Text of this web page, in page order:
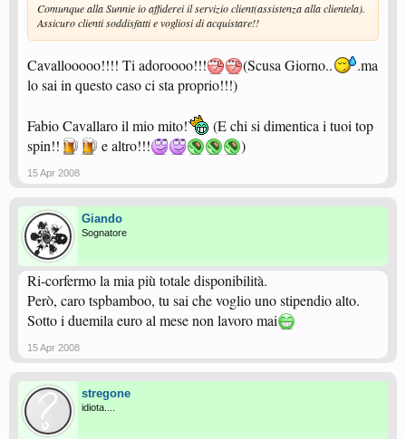
Comunque alla Sunnie io affiderei il servizio client(assistenza alla clientela).
Assicuro clienti soddisfatti e vogliosi di acquistare!!
Cavallooooo!!!! Ti adoroooo!!! (Scusa Giorno..
.ma
lo sai in questo caso ci sta proprio!!!)
Fabio Cavallaro il mio mito!
(E chi si dimentica i tuoi top
spin!!
e altro!!! )
15 Apr 2008
Giando
Sognatore
Ri-corfermo la mia più totale disponibilità.
Però, caro tspbamboo, tu sai che voglio uno stipendio alto.
Sotto i duemila euro al mese non lavoro mai
15 Apr 2008
stregone
idiota....